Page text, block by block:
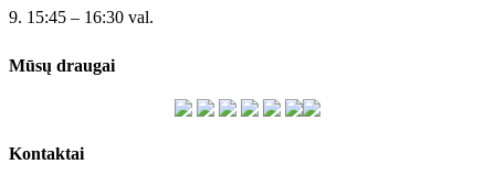
9. 15:45 – 16:30 val.
Mūsų draugai
Kontaktai